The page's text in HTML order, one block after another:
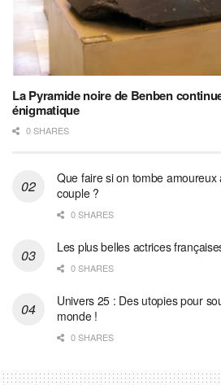
La Pyramide noire de Benben
énigmatique
0 SHARES
Que faire si on tombe amoureux
couple ?
0 SHARES
Les plus belles actrices
0 SHARES
Univers 25 : Des utopies pour
monde !
0 SHARES